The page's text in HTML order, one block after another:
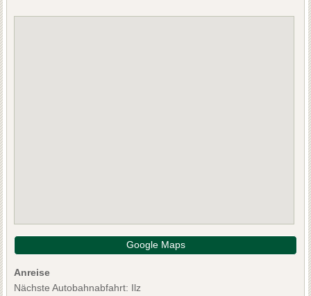
Google Maps
Anreise
Nächste Autobahnabfahrt: Ilz